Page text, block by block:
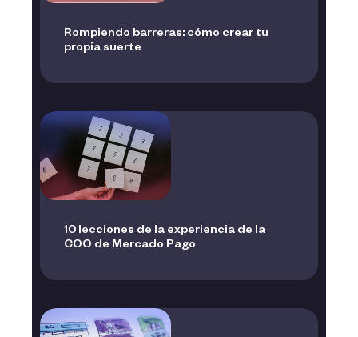
Rompiendo barreras: cómo crear tu
propia suerte
10 lecciones de la experiencia de la
COO de Mercado Pago